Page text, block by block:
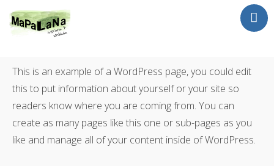
Wat doe ik?
Netwerken en Partners
Opdrachten
Reizen
This is an example of a WordPress page, you could edit
this to put information about yourself or your site so
readers know where you are coming from. You can
create as many pages like this one or sub-pages as you
like and manage all of your content inside of WordPress.